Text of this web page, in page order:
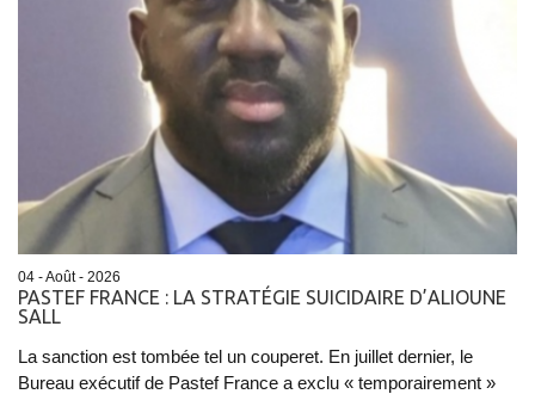
04 - Août - 2026
PASTEF FRANCE : LA STRATÉGIE SUICIDAIRE D’ALIOUNE
SALL
La sanction est tombée tel un couperet. En juillet dernier, le
Bureau exécutif de Pastef France a exclu « temporairement »